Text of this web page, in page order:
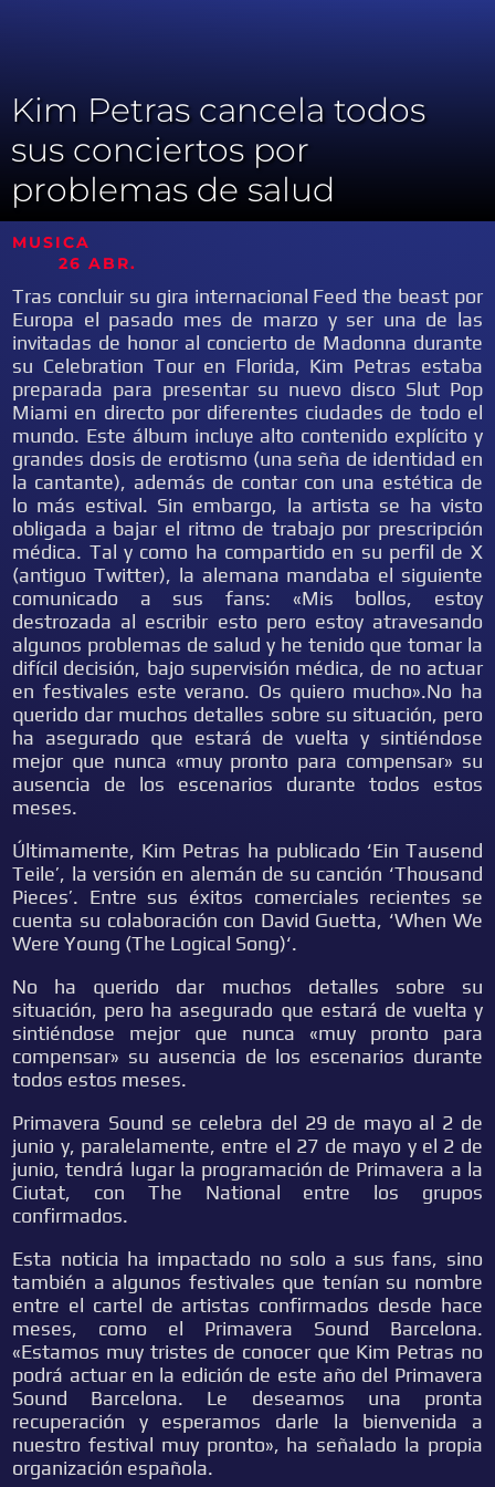
Kim Petras cancela todos
sus conciertos por
problemas de salud
MUSICA
26 ABR.
Tras concluir su gira internacional Feed the beast por
Europa el pasado mes de marzo y ser una de las
invitadas de honor al concierto de Madonna durante
su Celebration Tour en Florida, Kim Petras estaba
preparada para presentar su nuevo disco Slut Pop
Miami en directo por diferentes ciudades de todo el
mundo. Este álbum incluye alto contenido explícito y
grandes dosis de erotismo (una seña de identidad en
la cantante), además de contar con una estética de
lo más estival. Sin embargo, la artista se ha visto
obligada a bajar el ritmo de trabajo por prescripción
médica. Tal y como ha compartido en su perfil de X
(antiguo Twitter), la alemana mandaba el siguiente
comunicado a sus fans: «Mis bollos, estoy
destrozada al escribir esto pero estoy atravesando
algunos problemas de salud y he tenido que tomar la
difícil decisión, bajo supervisión médica, de no actuar
en festivales este verano. Os quiero mucho».No ha
querido dar muchos detalles sobre su situación, pero
ha asegurado que estará de vuelta y sintiéndose
mejor que nunca «muy pronto para compensar» su
ausencia de los escenarios durante todos estos
meses.
Últimamente, Kim Petras ha publicado ‘Ein Tausend
Teile’, la versión en alemán de su canción ‘Thousand
Pieces’. Entre sus éxitos comerciales recientes se
cuenta su colaboración con David Guetta, ‘When We
Were Young (The Logical Song)‘.
No ha querido dar muchos detalles sobre su
situación, pero ha asegurado que estará de vuelta y
sintiéndose mejor que nunca «muy pronto para
compensar» su ausencia de los escenarios durante
todos estos meses.
Primavera Sound se celebra del 29 de mayo al 2 de
junio y, paralelamente, entre el 27 de mayo y el 2 de
junio, tendrá lugar la programación de Primavera a la
Ciutat, con The National entre los grupos
confirmados.
Esta noticia ha impactado no solo a sus fans, sino
también a algunos festivales que tenían su nombre
entre el cartel de artistas confirmados desde hace
meses, como el Primavera Sound Barcelona.
«Estamos muy tristes de conocer que Kim Petras no
podrá actuar en la edición de este año del Primavera
Sound Barcelona. Le deseamos una pronta
recuperación y esperamos darle la bienvenida a
nuestro festival muy pronto», ha señalado la propia
organización española.